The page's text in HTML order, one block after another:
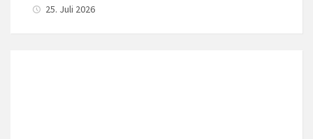
25. Juli 2026